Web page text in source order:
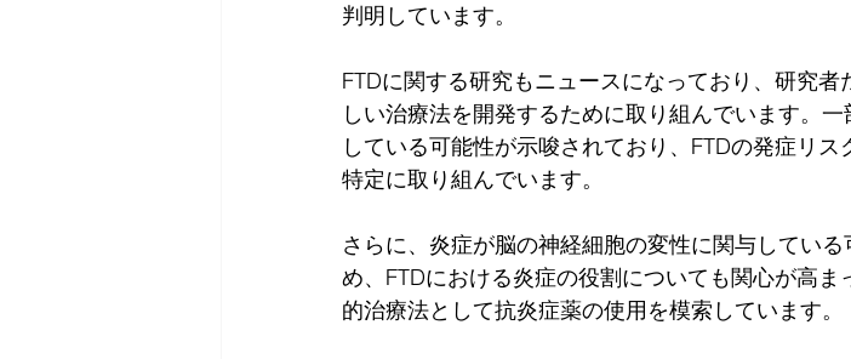
判明しています。
FTDに関する研究もニュースになっており、研究
しい治療法を開発するために取り組んでいます。
している可能性が示唆されており、FTDの発症リ
特定に取り組んでいます。
さらに、炎症が脳の神経細胞の変性に関与してい
め、FTDにおける炎症の役割についても関心が高
的治療法として抗炎症薬の使用を模索しています。